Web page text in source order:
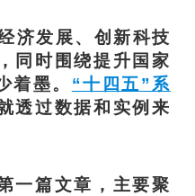
发展、创新科技
同时围绕提升国家
着墨。 “十四五”系
透过数据和实例来
篇文章，主要聚